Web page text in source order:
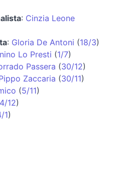
: Cinzia Leone
: Gloria De Antoni (18/3)
Lo Presti (1/7)
Passera (30/12)
Zaccaria (30/11)
(5/11)
12)
1)